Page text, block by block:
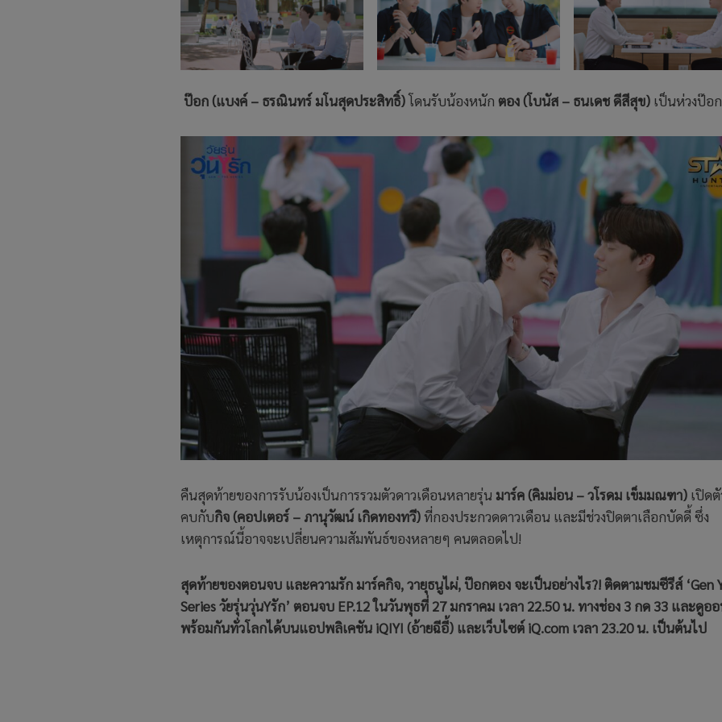
ป๊อก (แบงค์ – ธรณินทร์ มโนสุดประสิทธิ์)โดนรับน้องหนัก ตอง (โบนัส – ธนเดช ดีสีสุข) เป็นห่วงป๊อก
คืนสุดท้ายของการรับน้องเป็นการรวมตัวดาวเดือนหลายรุ่น มาร์ค (คิมม่อน – วโรดม เข็มมณฑา) เปิด
คบกับกิจ (คอปเตอร์ – ภานุวัฒน์ เกิดทองทวี) ที่กองประกวดดาวเดือน และมีช่วงปิดตาเลือกบัดดี้ ซึ่ง
เหตุการณ์นี้อาจจะเปลี่ยนความสัมพันธ์ของหลายๆ คนตลอดไป!
สุดท้ายของตอนจบ และความรัก มาร์คกิจ, วายุธนูไผ่, ป๊อกตอง จะเป็นอย่างไร?! ติดตามชมซีรีส์ ‘Gen
Series วัยรุ่นวุ่นYรัก’ ตอนจบ EP.12 ในวันพุธที่ 27 มกราคม เวลา 22.50 น. ทางช่อง 3 กด 33 และดูอ
พร้อมกันทั่วโลกได้บนแอปพลิเคชัน iQIYI (อ้ายฉีอี้) และเว็บไซต์ iQ.com เวลา 23.20 น. เป็นต้นไป